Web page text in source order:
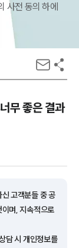
사전 동의 하에
무 좋은 결과
고객분들 중 공
며, 지속적으로
담 시 개인정보를